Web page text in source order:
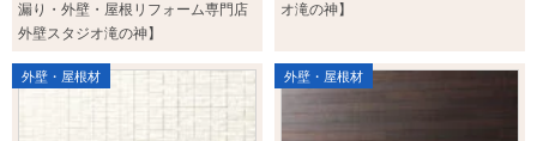
漏り・外壁・屋根リフォーム専門店
外壁スタジオ滝の神】
オ滝の神】
外壁・屋根材 外壁・屋根材